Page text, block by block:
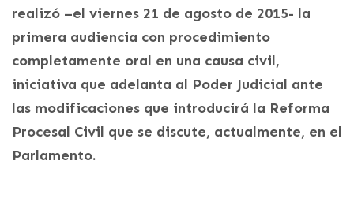
realizó –el viernes 21 de agosto de 2015- la
primera audiencia con procedimiento
completamente oral en una causa civil,
iniciativa que adelanta al Poder Judicial ante
las modificaciones que introducirá la Reforma
Procesal Civil que se discute, actualmente, en el
Parlamento.